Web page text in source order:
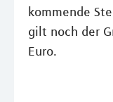
kommende
gilt noch der
Euro.